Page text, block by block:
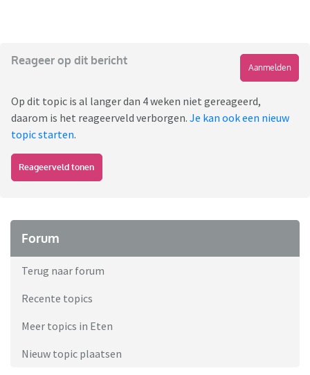
Reageer op dit bericht
Aanmelden
Op dit topic is al langer dan 4 weken niet gereageerd,
daarom is het reageerveld verborgen. Je kan ook een nieuw
topic starten.
Reageerveld tonen
Forum
Terug naar forum
Recente topics
Meer topics in Eten
Nieuw topic plaatsen